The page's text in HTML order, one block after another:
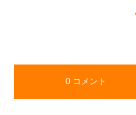
0 コメント